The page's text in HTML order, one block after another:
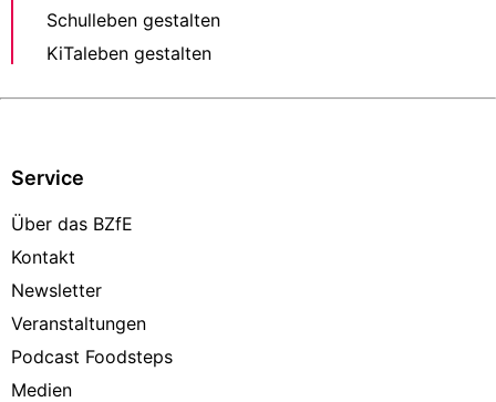
Schulleben gestalten
KiTaleben gestalten
Service
Über das BZfE
Kontakt
Newsletter
Veranstaltungen
Podcast Foodsteps
Medien